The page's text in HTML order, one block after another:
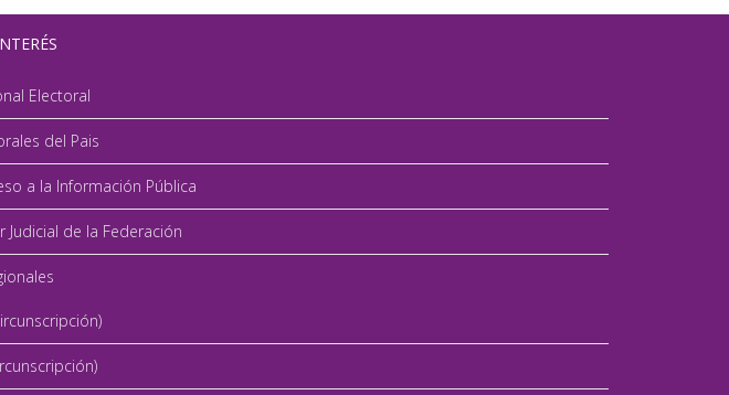
Electoral
del Pais
a la Información Pública
de la Federación